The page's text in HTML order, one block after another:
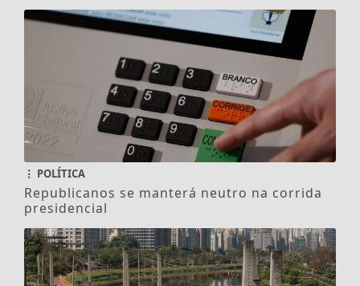
POLÍTICA
Republicanos se manterá neutro na corrida
presidencial